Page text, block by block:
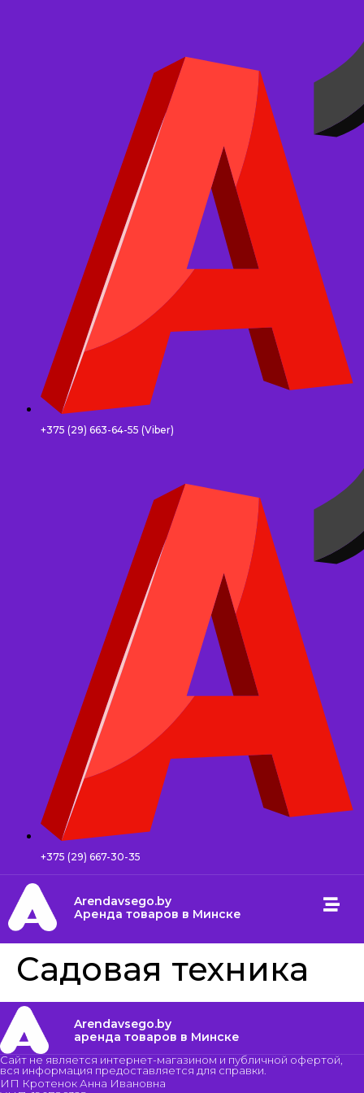
+375 (29) 663-64-55 (Viber)
+375 (29) 667-30-35
Arendavsego.by
Аренда товаров в Минске
Садовая техника
Arendavsego.by
аренда товаров в Минске
Сайт не является интернет-магазином и публичной офертой,
вся информация предоставляется для справки.
ИП Кротенок Анна Ивановна